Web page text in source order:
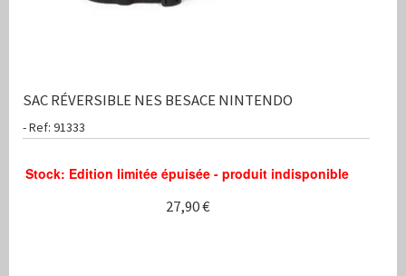
SAC RÉVERSIBLE NES BESACE NINTENDO
- Ref: 91333
Stock: Edition limitée épuisée - produit indisponible
27,90 €